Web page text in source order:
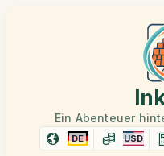
Ein Abenteuer
DE USD